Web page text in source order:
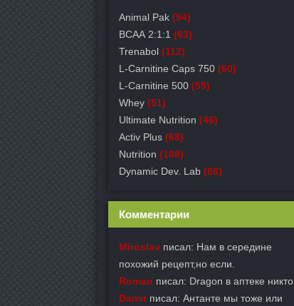
Animal Pak (94)
ВСАА 2:1:1 (63)
Trenabol (112)
L-Carnitine Caps 750 (60)
L-Carnitine 500 (55)
Whey (51)
Ultimate Nutrition (46)
Activ Plus (68)
Nutrition (108)
Dynamic Dev. Lab (86)
Комментарии
Miroslav писал: Нам в середине
похожий рецепт,но если.
Roman писал: Dragon в аптеке никто.
Damirписал: Антанте мы тоже или